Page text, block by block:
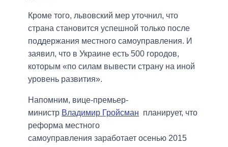
Кроме того, львовский мер уточнил, что
страна становится успешной только после
поддержания местного самоуправления. И
заявил, что в Украине есть 500 городов,
которым «по силам вывести страну на иной
уровень развития».
Напомним, вице-премьер-
министр Владимир Гройсман планирует, что
реформа местного
самоуправления заработает осенью 2015